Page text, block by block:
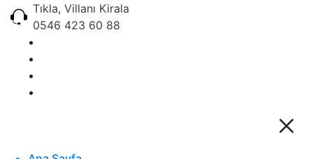
Tıkla, Villanı Kirala
0546 423 60 88